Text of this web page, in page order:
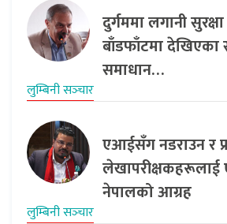
दुर्गममा लगानी
बाँडफाँटमा देखिएका
समाधान…
लुम्बिनी सञ्‍चार
एआईसँग नडराउन र
लेखापरीक्षकहरूलाई
नेपालको आग्रह
लुम्बिनी सञ्‍चार